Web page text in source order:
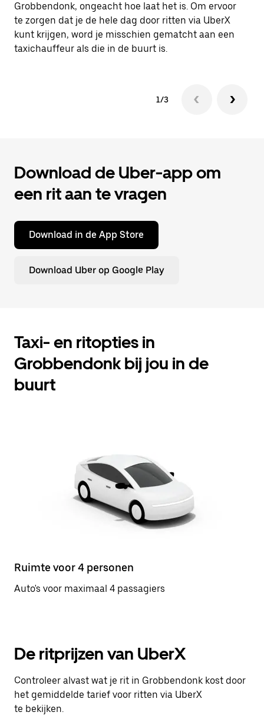
Grobbendonk, ongeacht hoe laat het is. Om ervoor
te zorgen dat je de hele dag door ritten via UberX
kunt krijgen, word je misschien gematcht aan een
taxichauffeur als die in de buurt is.
1/3
Download de Uber-app om
een rit aan te vragen
Download in de App Store
Download Uber op Google Play
Taxi- en ritopties in
Grobbendonk bij jou in de
buurt
Ruimte voor 4 personen
Auto's voor maximaal 4 passagiers
De ritprijzen van UberX
Controleer alvast wat je rit in Grobbendonk kost door
het gemiddelde tarief voor ritten via UberX
te bekijken.